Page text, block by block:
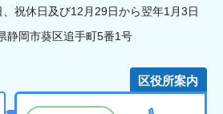
祝休日及び12月29日から翌年1月3日
岡市葵区追手町5番1号
区役所案内